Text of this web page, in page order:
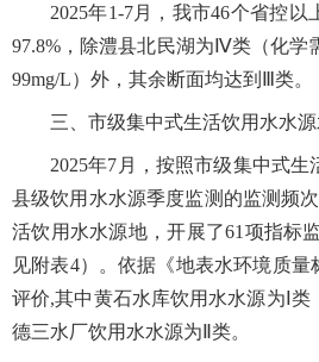
2025年1-7月，我市46个省控
97.8%，除澧县北民湖为Ⅳ类（化学
99mg/L）外，其余断面均达到Ⅲ类。
三、市级集中式生活饮用水水
2025年7月，按照市级集中式生
县级饮用水水源季度监测的监测频
活饮用水水源地，开展了61项指标
见附表4）。依据《地表水环境质量
评价,其中黄石水库饮用水水源为Ⅰ
德三水厂饮用水水源为Ⅱ类。